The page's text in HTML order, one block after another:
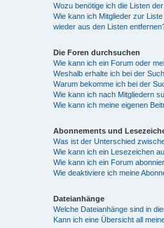
Wozu benötige ich die Listen
Wie kann ich Mitglieder zur
wieder aus den Listen
Die Foren durchsuchen
Wie kann ich ein Forum oder
Weshalb erhalte ich bei der
Warum bekomme ich bei der
Wie kann ich nach Mitgliedern
Wie kann ich meine eigenen
Abonnements und
Was ist der Unterschied
Wie kann ich ein Lesezeichen
Wie kann ich ein Forum
Wie deaktiviere ich meine
Dateianhänge
Welche Dateianhänge sind in
Kann ich eine Übersicht all